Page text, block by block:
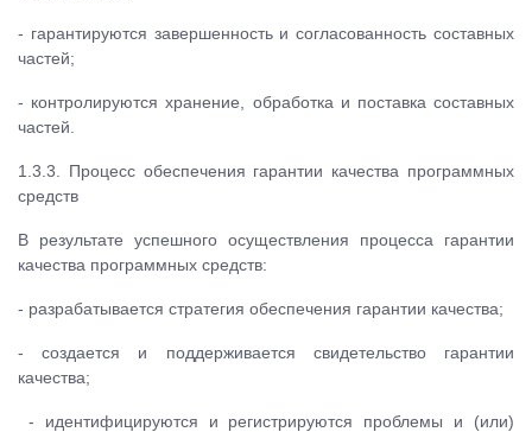
- гарантируются завершенность и согласованность составных
частей;
- контролируются хранение, обработка и поставка составных
частей.
1.3.3. Процесс обеспечения гарантии качества программных
средств
В результате успешного осуществления процесса гарантии
качества программных средств:
- разрабатывается стратегия обеспечения гарантии качества;
- создается и поддерживается свидетельство гарантии
качества;
- идентифицируются и регистрируются проблемы и (или)